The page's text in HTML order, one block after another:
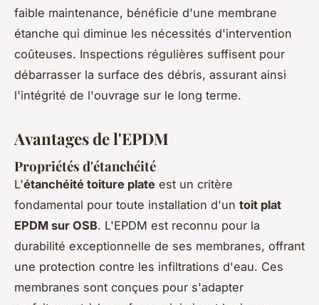
faible maintenance, bénéficie d'une membrane
étanche qui diminue les nécessités d'intervention
coûteuses. Inspections régulières suffisent pour
débarrasser la surface des débris, assurant ainsi
l'intégrité de l'ouvrage sur le long terme.
Avantages de l'EPDM
Propriétés d'étanchéité
L'étanchéité toiture plate est un critère
fondamental pour toute installation d'un toit plat
EPDM sur OSB. L'EPDM est reconnu pour la
durabilité exceptionnelle de ses membranes, offrant
une protection contre les infiltrations d'eau. Ces
membranes sont conçues pour s'adapter